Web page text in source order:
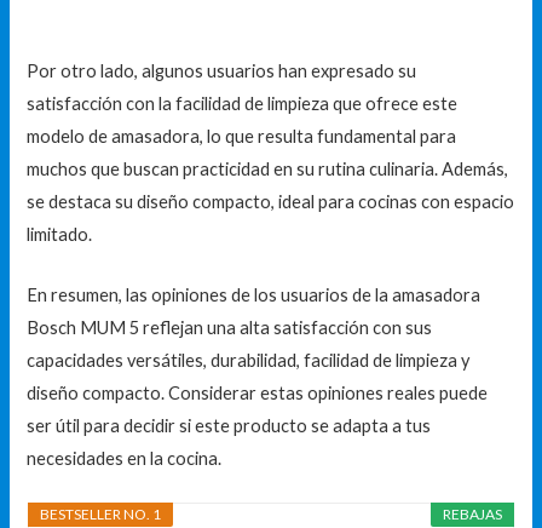
Por otro lado, algunos usuarios han expresado su
satisfacción con la facilidad de limpieza que ofrece este
modelo de amasadora, lo que resulta fundamental para
muchos que buscan practicidad en su rutina culinaria. Además,
se destaca su diseño compacto, ideal para cocinas con espacio
limitado.
En resumen, las opiniones de los usuarios de la amasadora
Bosch MUM 5 reflejan una alta satisfacción con sus
capacidades versátiles, durabilidad, facilidad de limpieza y
diseño compacto. Considerar estas opiniones reales puede
ser útil para decidir si este producto se adapta a tus
necesidades en la cocina.
REBAJAS
BESTSELLER NO. 1